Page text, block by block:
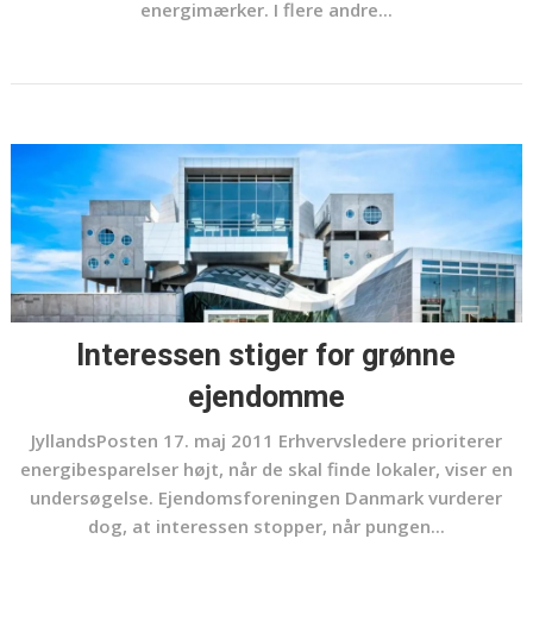
energimærker. I flere andre...
Interessen stiger for grønne
ejendomme
JyllandsPosten 17. maj 2011 Erhvervsledere prioriterer
energibesparelser højt, når de skal finde lokaler, viser en
undersøgelse. Ejendomsforeningen Danmark vurderer
dog, at interessen stopper, når pungen...